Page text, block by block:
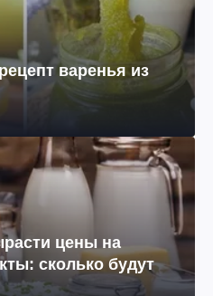
варенья из
цены на
сколько будут